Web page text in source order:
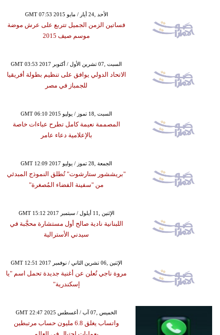
GMT 07:53 2015 الأحد ,24 أيار / مايو
فساتين الزمن الجميل تتربع على عرش موضة
موسم صيف 2015
GMT 03:53 2017 السبت ,07 تشرين الأول / أكتوبر
الاتحاد الدولي يوافق على تنظيم بطولة أفريقيا
للجمباز في مصر
GMT 06:10 2015 السبت ,18 تموز / يوليو
المصممة نعيمة كامل تطرح عباءات خاصة
بالإعلامية دعاء عامر
GMT 12:09 2017 الجمعة ,28 تموز / يوليو
"بريششور ستارشوت" تُطلق النموذج المبدئي
من "سفينة الفضاء المُصغرة"
GMT 15:12 2017 الإثنين ,11 أيلول / سبتمبر
اللبنانية نادية صالح أول مستشارة محجَّبة في
سيدني الأسترالية
GMT 12:51 2017 الإثنين ,06 تشرين الثاني / نوفمبر
مروة ناجي تُعلن عن أغنية جديدة تحمل اسم "يا
إسكندرية"
GMT 22:47 2025 الخميس ,07 آب / أغسطس
واتساب يغلق 6.8 مليون حساب مرتبطين